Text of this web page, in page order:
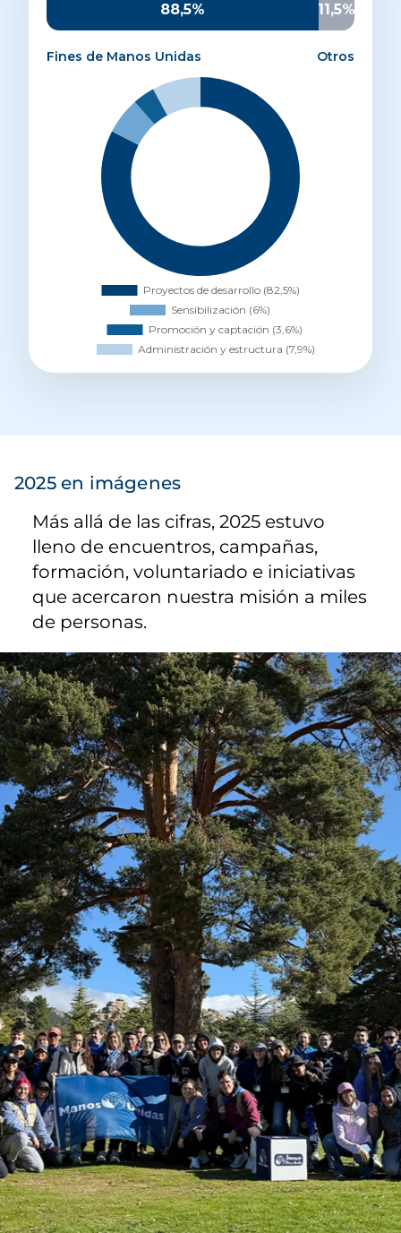
88,5% 11,5%
Fines de Manos Unidas Otros
Promoción y captación
3,6%
Administración y estructura
2025 en imágenes
Más allá de las cifras, 2025 estuvo
lleno de encuentros, campañas,
formación, voluntariado e iniciativas
que acercaron nuestra misión a miles
de personas.